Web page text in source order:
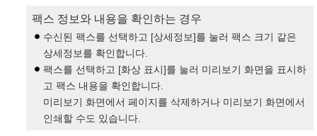
팩스 정보와 내용을 확인하는 경우
수신된 팩스를 선택하고 [상세정보]를 눌러 팩스 크기 같은
상세정보를 확인합니다.
팩스를 선택하고 [화상 표시]를 눌러 미리보기 화면을 표시하
고 팩스 내용을 확인합니다.
미리보기 화면에서 페이지를 삭제하거나 미리보기 화면에서
인쇄할 수도 있습니다.